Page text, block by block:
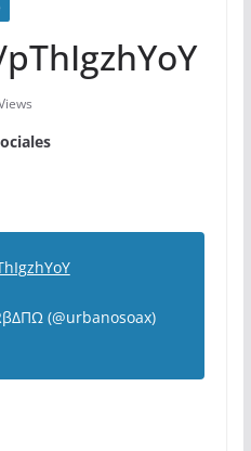
(@urbanosoax)